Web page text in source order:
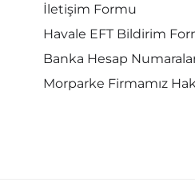
İletişim Formu
Havale EFT Bildirim
Banka Hesap
Morparke Firmamız